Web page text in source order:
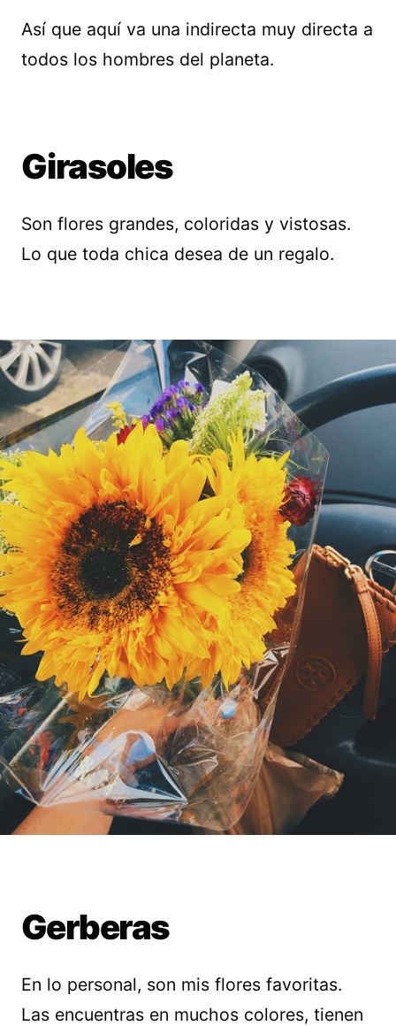
Así que aquí va una indirecta muy directa a
todos los hombres del planeta.
Girasoles
Son flores grandes, coloridas y vistosas.
Lo que toda chica desea de un regalo.
Gerberas
En lo personal, son mis flores favoritas.
Las encuentras en muchos colores, tienen